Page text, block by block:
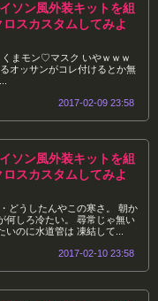
ソン風外装キットを組
スカスタムしてみよ
まモン♡マスク いやｗｗｗ
オッサンがコレ付けるとか無
2017-02-09 23:58
ソン風外装キットを組
スカスタムしてみよ
どうしたんやこの寒さ。 朝か
何しろ冷たい。 尋常じゃ無い
のに水道管は 凍結して...
2017-02-10 23:58